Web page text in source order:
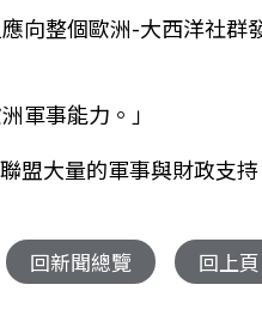
向整個歐洲-大西洋社群
軍事能力。」
盟大量的軍事與財政支
回新聞總覽 回上頁